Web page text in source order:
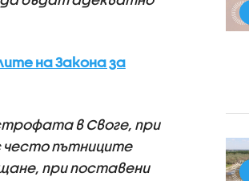
на Закона за
в Своге, при
често пътниците
при поставени